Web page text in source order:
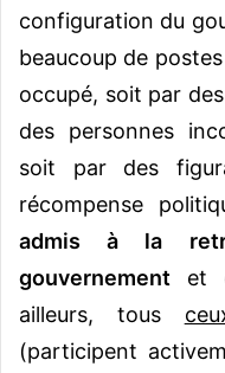
configuration du
beaucoup de
occupé, soit par
des personnes
soit par des
récompense
admis à la
gouvernement et
ailleurs, tous
(participent